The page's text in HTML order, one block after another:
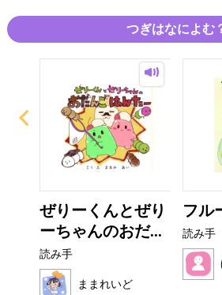
つぎはなによむ
ぜりーくんとぜり
ーちゃんのおだ...
読み手
ままれいど
フル
読み手